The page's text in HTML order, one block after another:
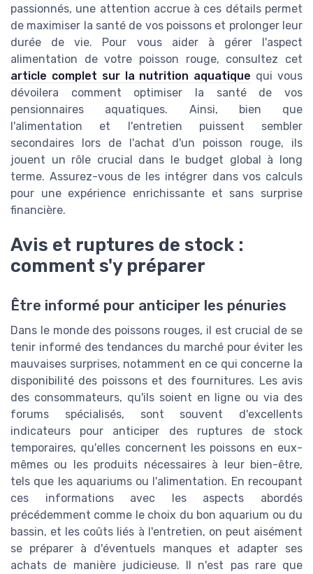
passionnés, une attention accrue à ces détails permet
de maximiser la santé de vos poissons et prolonger leur
durée de vie. Pour vous aider à gérer l'aspect
alimentation de votre poisson rouge, consultez cet
article complet sur la nutrition aquatique qui vous
dévoilera comment optimiser la santé de vos
pensionnaires aquatiques. Ainsi, bien que
l'alimentation et l'entretien puissent sembler
secondaires lors de l'achat d'un poisson rouge, ils
jouent un rôle crucial dans le budget global à long
terme. Assurez-vous de les intégrer dans vos calculs
pour une expérience enrichissante et sans surprise
financière.
Avis et ruptures de stock :
comment s'y préparer
Être informé pour anticiper les pénuries
Dans le monde des poissons rouges, il est crucial de se
tenir informé des tendances du marché pour éviter les
mauvaises surprises, notamment en ce qui concerne la
disponibilité des poissons et des fournitures. Les avis
des consommateurs, qu'ils soient en ligne ou via des
forums spécialisés, sont souvent d'excellents
indicateurs pour anticiper des ruptures de stock
temporaires, qu'elles concernent les poissons en eux-
mêmes ou les produits nécessaires à leur bien-être,
tels que les aquariums ou l'alimentation. En recoupant
ces informations avec les aspects abordés
précédemment comme le choix du bon aquarium ou du
bassin, et les coûts liés à l'entretien, on peut aisément
se préparer à d'éventuels manques et adapter ses
achats de manière judicieuse. Il n'est pas rare que